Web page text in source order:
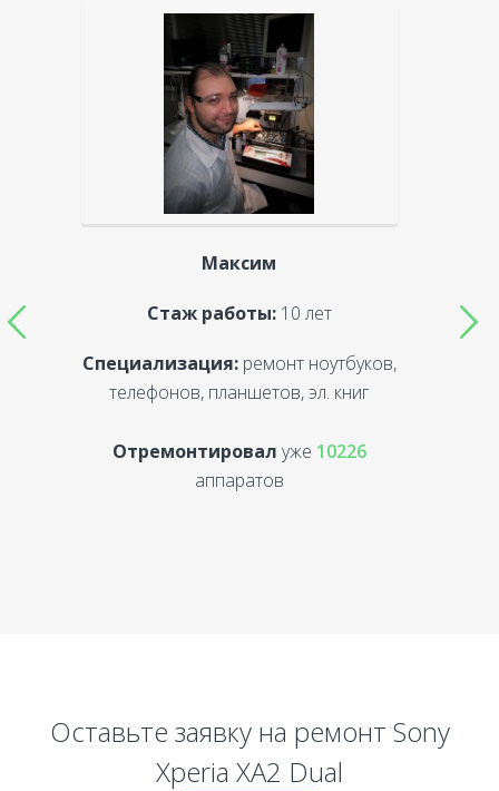
Максим
Стаж работы:10 лет
Специализация:ремонт ноутбуков,
телефонов, планшетов, эл. книг
Отремонтировал уже 10226
аппаратов
Оставьте заявку на ремонт Sony
Xperia XA2 Dual